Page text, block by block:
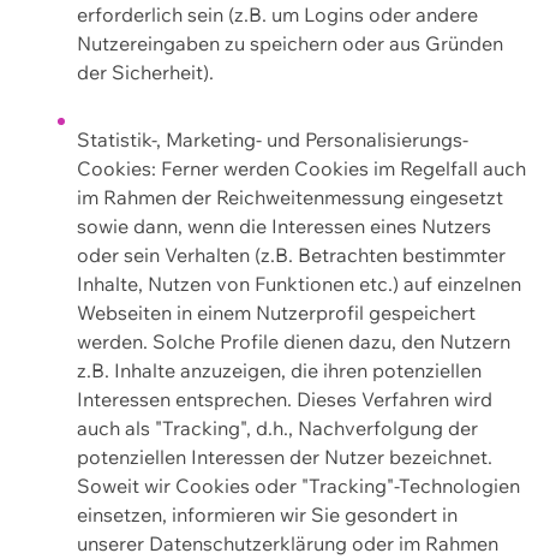
erforderlich sein (z.B. um Logins oder andere
Nutzereingaben zu speichern oder aus Gründen
der Sicherheit).
Statistik-, Marketing- und Personalisierungs-
Cookies: Ferner werden Cookies im Regelfall auch
im Rahmen der Reichweitenmessung eingesetzt
sowie dann, wenn die Interessen eines Nutzers
oder sein Verhalten (z.B. Betrachten bestimmter
Inhalte, Nutzen von Funktionen etc.) auf einzelnen
Webseiten in einem Nutzerprofil gespeichert
werden. Solche Profile dienen dazu, den Nutzern
z.B. Inhalte anzuzeigen, die ihren potenziellen
Interessen entsprechen. Dieses Verfahren wird
auch als "Tracking", d.h., Nachverfolgung der
potenziellen Interessen der Nutzer bezeichnet.
Soweit wir Cookies oder "Tracking"-Technologien
einsetzen, informieren wir Sie gesondert in
unserer Datenschutzerklärung oder im Rahmen